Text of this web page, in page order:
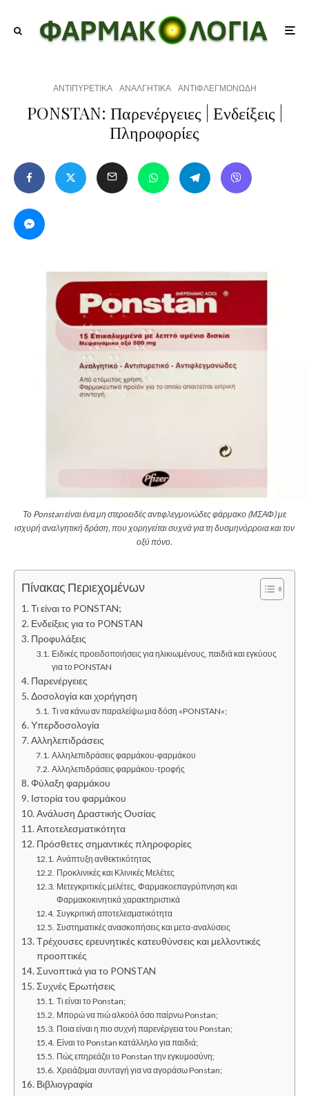
ΑΝΤΙΠΥΡΕΤΙΚΑ ΑΝΑΛΓΗΤΙΚΑ ΑΝΤΙΦΛΕΓΜΟΝΩΔΗ
PONSTAN: Παρενέργειες | Ενδείξεις |
Πληροφορίες
Το Ponstan είναι ένα μη στεροειδές αντιφλεγμονώδες φάρμακο (ΜΣΑΦ) με
ισχυρή αναλγητική δράση, που χορηγείται συχνά για τη δυσμηνόρροια και τον
οξύ πόνο.
Πίνακας Περιεχομένων
Τι είναι το PONSTAN;
Ενδείξεις για το PONSTAN
Προφυλάξεις
Ειδικές προειδοποιήσεις για ηλικιωμένους, παιδιά και εγκύους
για το PONSTAN
Παρενέργειες
Δοσολογία και χορήγηση
Τι να κάνω αν παραλείψω μια δόση «PONSTAN»;
Υπερδοσολογία
Αλληλεπιδράσεις
Αλληλεπιδράσεις φαρμάκου-φαρμάκου
Αλληλεπιδράσεις φαρμάκου-τροφής
Φύλαξη φαρμάκου
Ιστορία του φαρμάκου
Ανάλυση Δραστικής Ουσίας
Αποτελεσματικότητα
Πρόσθετες σημαντικές πληροφορίες
Ανάπτυξη ανθεκτικότητας
Προκλινικές και Κλινικές Μελέτες
Μετεγκριτικές μελέτες, Φαρμακοεπαγρύπνηση και
Φαρμακοκινητικά χαρακτηριστικά
Συγκριτική αποτελεσματικότητα
Συστηματικές ανασκοπήσεις και μετα-αναλύσεις
Τρέχουσες ερευνητικές κατευθύνσεις και μελλοντικές
προοπτικές
Συνοπτικά για το PONSTAN
Συχνές Ερωτήσεις
Τι είναι το Ponstan;
Μπορώ να πιώ αλκοόλ όσο παίρνω Ponstan;
Ποια είναι η πιο συχνή παρενέργεια του Ponstan;
Είναι το Ponstan κατάλληλο για παιδιά;
Πώς επηρεάζει το Ponstan την εγκυμοσύνη;
Χρειάζομαι συνταγή για να αγοράσω Ponstan;
Βιβλιογραφία